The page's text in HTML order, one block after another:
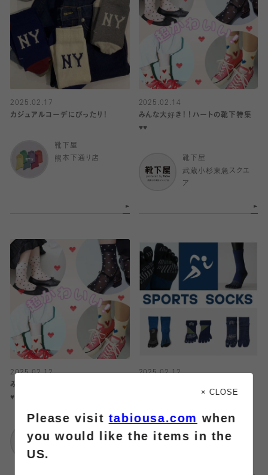
2025.02.17
カジュアルコーデにぴったり！
靴下屋
熊本下通り店
2025.02.14
みんな大好き！！ハートの靴下特集
♥️♥️
靴下屋
武蔵小杉東急スクエ
ア
2025.02.12
みんな大好き！！ハートの靴下特集
♥️♥️
武蔵小杉東急スクエ
2025.02.12
靴下屋
ア
× CLOSE
Please visittabiousa.com when
you would like the items in the
US.